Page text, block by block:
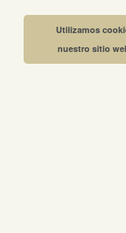
Utilizamos
nuestro sitio